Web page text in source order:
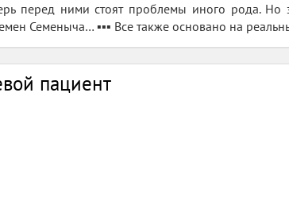
перед ними стоят проблемы иного рода. Но
Семеныча… ▪️▪️▪️ Все также основано на
пациент